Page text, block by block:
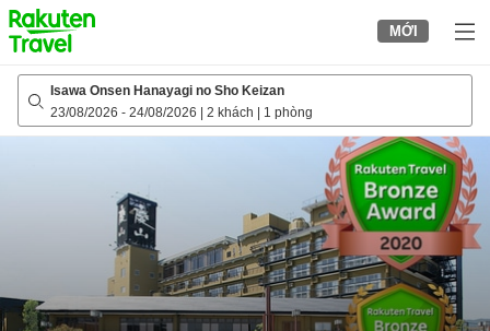
to
top
page
MỚI
Isawa Onsen Hanayagi no Sho Keizan
23/08/2026 - 24/08/2026 2 khách 1 phòng